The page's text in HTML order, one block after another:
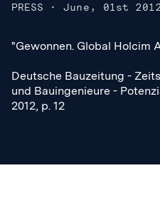
PRESS · June, 01st 2012
"Gewonnen. Global Holcim
Deutsche Bauzeitung -
und Bauingenieure -
2012, p. 12
"Gewonnen. Global Holcim
Deutsche Bauzeitung -
und Bauingenieure -
2012, p. 12